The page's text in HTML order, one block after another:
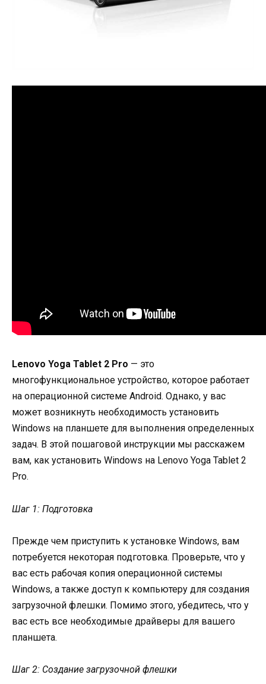
Lenovo Yoga Tablet 2 Pro — это
многофункциональное устройство, которое работает
на операционной системе Android. Однако, у вас
может возникнуть необходимость установить
Windows на планшете для выполнения определенных
задач. В этой пошаговой инструкции мы расскажем
вам, как установить Windows на Lenovo Yoga Tablet 2
Pro.
Шаг 1: Подготовка
Прежде чем приступить к установке Windows, вам
потребуется некоторая подготовка. Проверьте, что у
вас есть рабочая копия операционной системы
Windows, а также доступ к компьютеру для создания
загрузочной флешки. Помимо этого, убедитесь, что у
вас есть все необходимые драйверы для вашего
планшета.
Шаг 2: Создание загрузочной флешки